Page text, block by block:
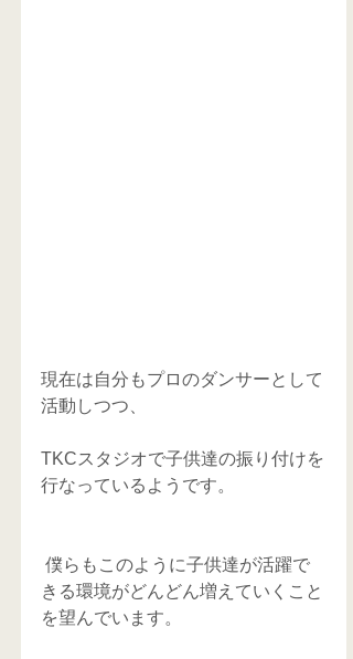
現在は自分もプロのダンサーとして
活動しつつ、
TKCスタジオで子供達の振り付けを
行なっているようです。
きる環境がどんどん増えていくこと
を望んでいます。